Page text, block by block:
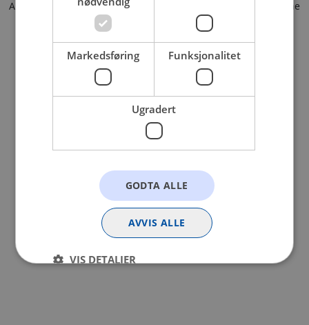
Application error: a client-side exception has occurred (see the
browser console for more information).
Markedsføring Funksjonalitet
Ugradert
GODTA ALLE
AVVIS ALLE
VIS DETALJER